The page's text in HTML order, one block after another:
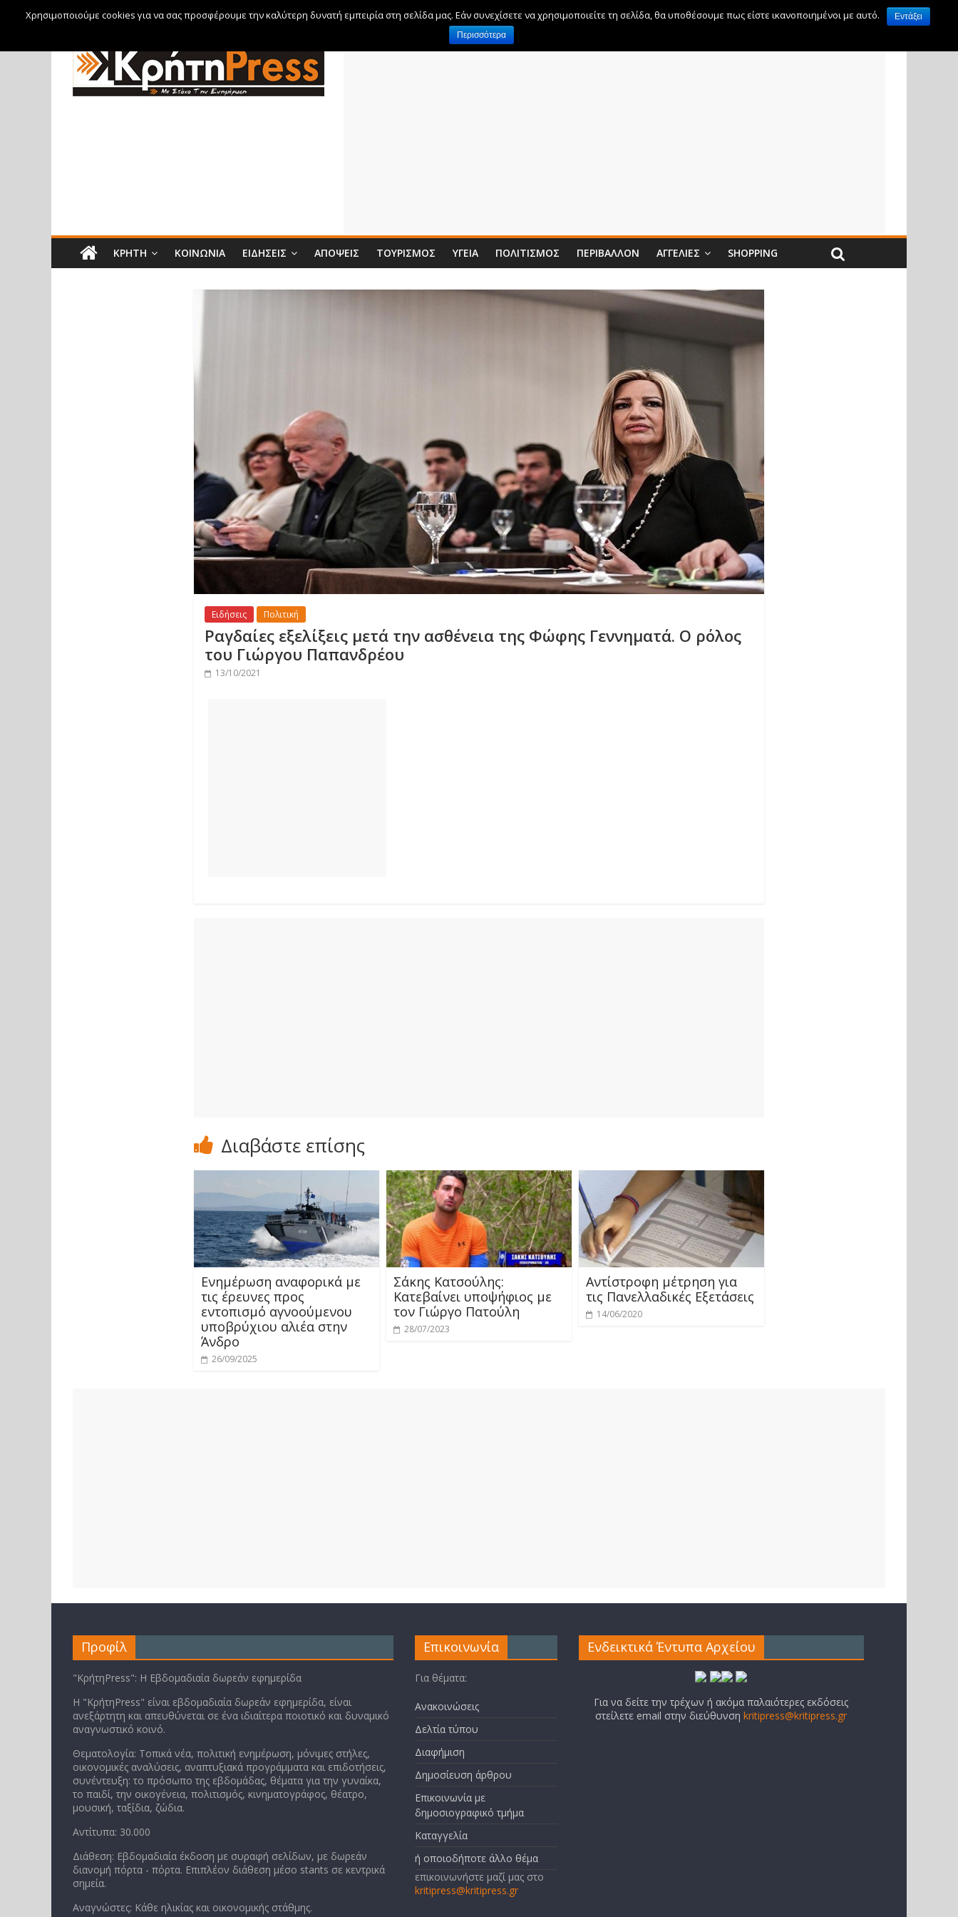
Σάββατο, 8 Αυγούστου, 2026
ΚΡΉΤΗ ΚΟΙΝΩΝΊΑ ΕΙΔΉΣΕΙΣ ΑΠΌΨΕΙΣ ΤΟΥΡΙΣΜΌΣ ΥΓΕΊΑ ΠΟΛΙΤΙΣΜΌΣ ΠΕΡΙΒΆΛΛΟΝ ΑΓΓΕΛΊΕΣ SHOPPING
Ειδήσεις Πολιτική
Ραγδαίες εξελίξεις μετά την ασθένεια της Φώφης Γεννηματά. Ο ρόλος
του Γιώργου Παπανδρέου
13/10/2021
Διαβάστε επίσης
Eνημέρωση αναφορικά με
τις έρευνες προς
εντοπισμό αγνοούμενου
υποβρύχιου αλιέα στην
Άνδρο
26/09/2025
Σάκης Κατσούλης:
Κατεβαίνει υποψήφιος με
τον Γιώργο Πατούλη
28/07/2023
Αντίστροφη μέτρηση για
τις Πανελλαδικές Εξετάσεις
14/06/2020
Προφίλ
"ΚρήτηPress": Η Εβδομαδιαία δωρεάν εφημερίδα
Η "ΚρήτηPress" είναι εβδομαδιαία δωρεάν εφημερίδα, είναι
ανεξάρτητη και απευθύνεται σε ένα ιδιαίτερα ποιοτικό και δυναμικό
αναγνωστικό κοινό.
Θεματολογία: Τοπικά νέα, πολιτική ενημέρωση, μόνιμες στήλες,
οικονομικές αναλύσεις, αναπτυξιακά προγράμματα και επιδοτήσεις,
συνέντευξη: το πρόσωπο της εβδομάδας, θέματα για την γυναίκα,
το παιδί, την οικογένεια, πολιτισμός, κινηματογράφος, θέατρο,
μουσική, ταξίδια, ζώδια.
Αντίτυπα: 30.000
Διάθεση: Εβδομαδιαία έκδοση με συραφή σελίδων, με δωρεάν
διανομή πόρτα - πόρτα. Επιπλέον διάθεση μέσο stants σε κεντρικά
σημεία.
Αναγνώστες: Κάθε ηλικίας και οικονομικής στάθμης.
Επικοινωνία
Για θέματα:
Ανακοινώσεις
Δελτία τύπου
Διαφήμιση
Δημοσίευση άρθρου
Επικοινωνία με
δημοσιογραφικό τμήμα
Καταγγελία
ή οποιοδήποτε άλλο θέμα
επικοινωνήστε μαζί μας στο
kritipress@kritipress.gr
Ενδεικτικά Έντυπα Αρχείου
Για να δείτε την τρέχων ή ακόμα παλαιότερες εκδόσεις
στείλετε email στην διεύθυνσηkritipress@kritipress.gr
Χρησιμοποιούμε cookies για να σας προσφέρουμε την καλύτερη δυνατή εμπειρία στη σελίδα μας. Εάν συνεχίσετε να χρησιμοποιείτε τη σελίδα, θα υποθέσουμε πως είστε ικανοποιημένοι με αυτό.
Εντάξει
Περισσότερα